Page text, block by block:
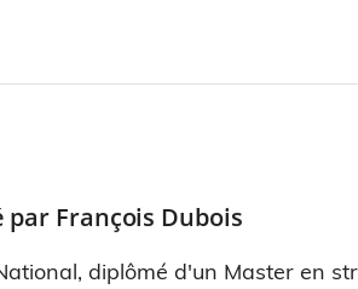
par François Dubois
diplômé d'un Master en